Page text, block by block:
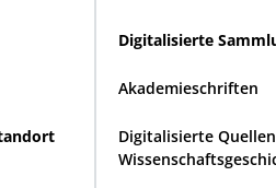
Digitalisierte
Akademieschriften
Digitalisierte